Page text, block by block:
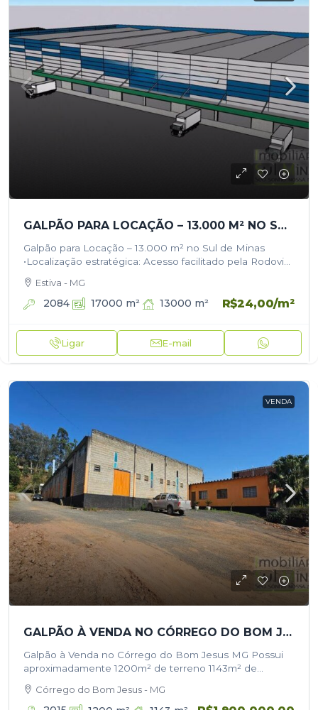
GALPÃO PARA LOCAÇÃO – 13.000 M² NO SUL DE MINAS
Galpão para Locação – 13.000 m² no Sul de Minas
•Localização estratégica: Acesso facilitado pela Rodovia
•Estrutura em construção: Galpão…
Estiva - MG
2084 17000 m² 13000 m² R$24,00/m²
Ligar E-mail
VENDA
GALPÃO À VENDA NO CÓRREGO DO BOM JESUS MG
Galpão à Venda no Córrego do Bom Jesus MG Possui
aproximadamente 1200m² de terreno 1143m² de
construção 2 docas Energia trifasica 6 banheiros 2
cozinhas Escritório Estoque Fácil…
Córrego do Bom Jesus - MG